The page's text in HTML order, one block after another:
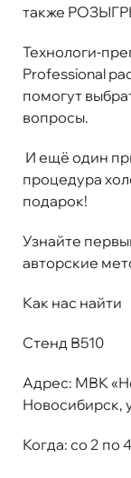
также
Технологи-
Professional
помогут
вопросы.
И ещё один
процедура
подарок!
Узнайте
авторские
Как нас найти
Стенд В510
Адрес: МВК
Новосибирск,
Когда: со 2 по